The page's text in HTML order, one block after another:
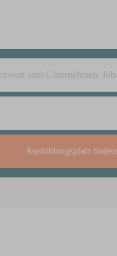
Ausbildungsplatz finden